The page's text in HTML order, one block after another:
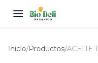
Inicio/Productos/